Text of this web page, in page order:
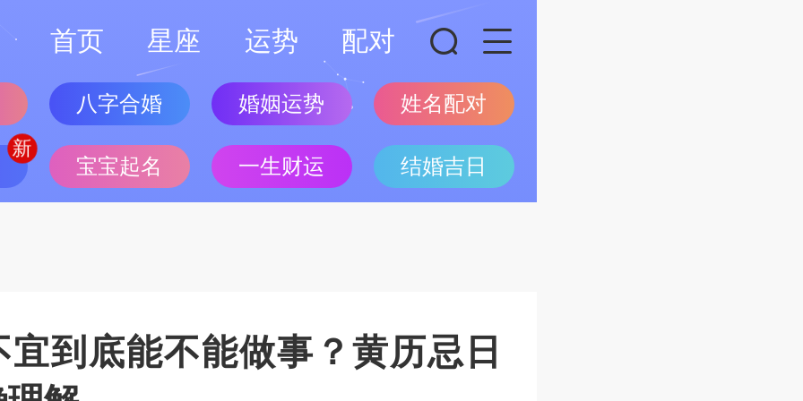
首页 星座 运势 配对
八字合婚 婚姻运势 姓名配对
宝宝起名 一生财运 结婚吉日
宜到底能不能做事？黄历忌日